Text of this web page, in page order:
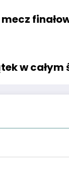
w całym